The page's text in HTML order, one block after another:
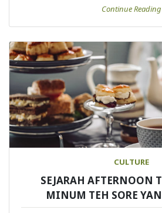
Continue Reading
CULTURE
SEJARAH AFTERNOON
MINUM TEH SORE